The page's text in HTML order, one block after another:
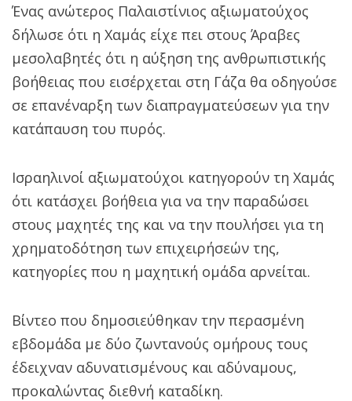
Ένας ανώτερος Παλαιστίνιος αξιωματούχος
δήλωσε ότι η Χαμάς είχε πει στους Άραβες
μεσολαβητές ότι η αύξηση της ανθρωπιστικής
βοήθειας που εισέρχεται στη Γάζα θα οδηγούσε
σε επανέναρξη των διαπραγματεύσεων για την
κατάπαυση του πυρός.
Ισραηλινοί αξιωματούχοι κατηγορούν τη Χαμάς
ότι κατάσχει βοήθεια για να την παραδώσει
στους μαχητές της και να την πουλήσει για τη
χρηματοδότηση των επιχειρήσεών της,
κατηγορίες που η μαχητική ομάδα αρνείται.
Βίντεο που δημοσιεύθηκαν την περασμένη
εβδομάδα με δύο ζωντανούς ομήρους τους
έδειχναν αδυνατισμένους και αδύναμους,
προκαλώντας διεθνή καταδίκη.